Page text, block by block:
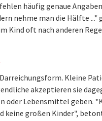
häufig genaue
nehme man die Hälfte
Kind oft nach anderen
Kleine
akzeptieren sie
oder Lebensmittel geben.
keine großen Kinder",